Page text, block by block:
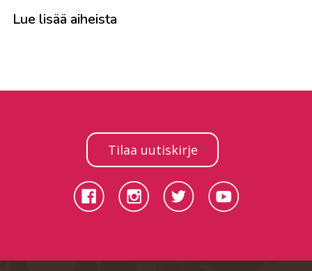
Lue lisää aiheista
Tilaa uutiskirje